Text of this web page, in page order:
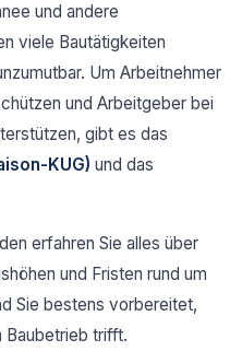
und andere
viele Bautätigkeiten
Um Arbeitnehmer
und Arbeitgeber bei
gibt es das
KUG) und das
erfahren Sie alles über
und Fristen rund um
Sie bestens vorbereitet,
Baubetrieb trifft.